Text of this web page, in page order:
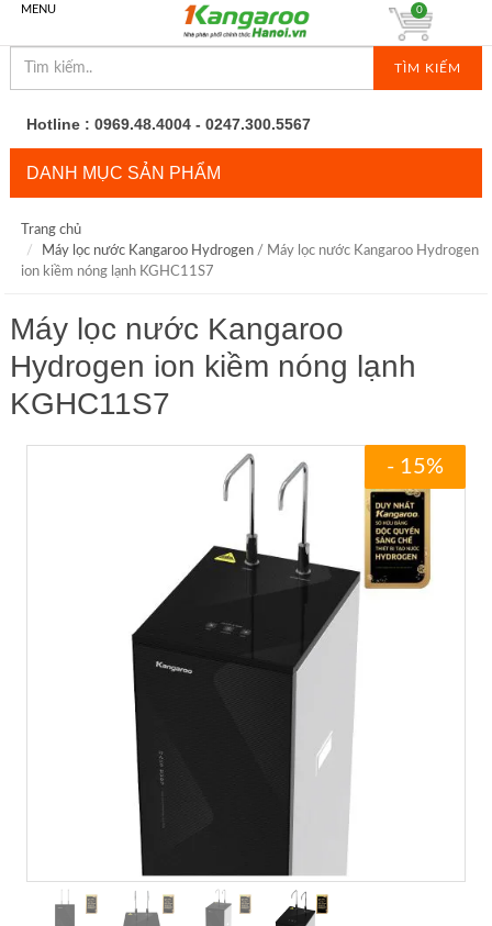
MENU
TÌM KIẾM
0
Hotline : 0969.48.4004 - 0247.300.5567
DANH MỤC SẢN PHẨM
Trang chủ
Máy lọc nước Kangaroo Hydrogen/ Máy lọc nước Kangaroo Hydrogen
ion kiềm nóng lạnh KGHC11S7
Máy lọc nước Kangaroo
Hydrogen ion kiềm nóng lạnh
KGHC11S7
- 15%